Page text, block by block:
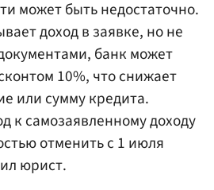
может быть недостаточно.
доход в заявке, но не
банк может
10%, что снижает
или сумму кредита.
к самозаявленному доходу
отменить с 1 июля
юрист.